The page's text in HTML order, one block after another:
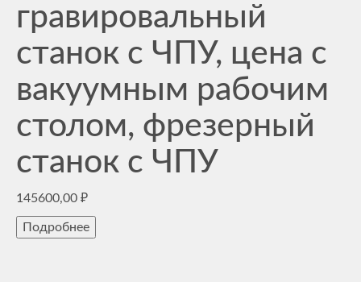
гравировальный
станок с ЧПУ, цена с
вакуумным рабочим
столом, фрезерный
станок с ЧПУ
145600,00 ₽
Подробнее